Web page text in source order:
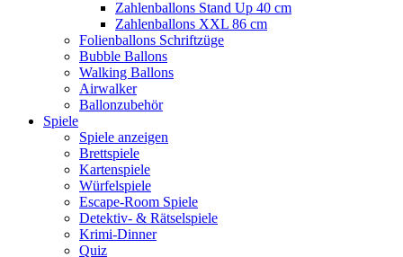
Zahlenballons Stand Up 40 cm
Zahlenballons XXL 86 cm
Folienballons Schriftzüge
Bubble Ballons
Walking Ballons
Airwalker
Ballonzubehör
Spiele
Spiele anzeigen
Brettspiele
Kartenspiele
Würfelspiele
Escape-Room Spiele
Detektiv- & Rätselspiele
Krimi-Dinner
Quiz